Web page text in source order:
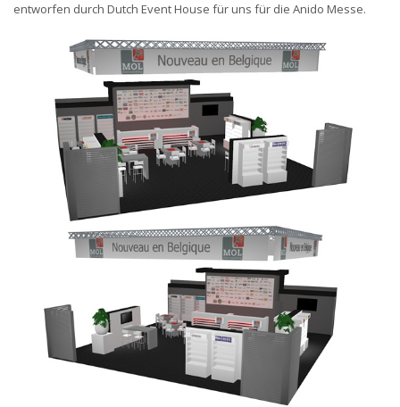
entworfen durch Dutch Event House für uns für die Anido Messe.